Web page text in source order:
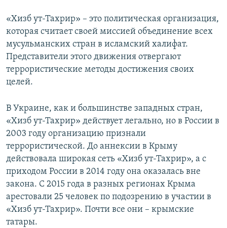
«Хизб ут-Тахрир» – это политическая организация,
которая считает своей миссией объединение всех
мусульманских стран в исламский халифат.
Представители этого движения отвергают
террористические методы достижения своих
целей.
В Украине, как и большинстве западных стран,
«Хизб ут-Тахрир» действует легально, но в России в
2003 году организацию признали
террористической. До аннексии в Крыму
действовала широкая сеть «Хизб ут-Тахрир», а с
приходом России в 2014 году она оказалась вне
закона. С 2015 года в разных регионах Крыма
арестовали 25 человек по подозрению в участии в
«Хизб ут-Тахрир». Почти все они – крымские
татары.